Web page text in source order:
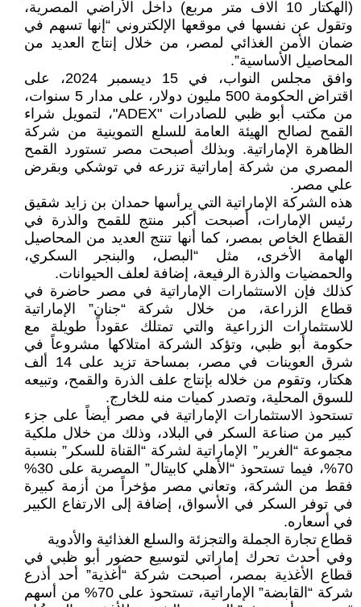
(الهكتار 10 آلاف متر مربع) داخل الأراضي المصرية،
وتقول عن نفسها في موقعها الإلكتروني “إنها تسهم في
ضمان الأمن الغذائي لمصر، من خلال إنتاج العديد من
المحاصيل الأساسية”.
وافق مجلس النواب، في 15 ديسمبر 2024، على
اقتراض الحكومة 500 مليون دولار، على مدار 5 سنوات،
من مكتب أبو ظبي للصادرات "ADEX"، لتمويل شراء
القمح لصالح الهيئة العامة للسلع التموينية من شركة
الظاهرة الإماراتية. وبذلك أصبحت مصر تستورد القمح
المصري من شركة إماراتية تزرعه في توشكي وبقرض
علي مصر.
هذه الشركة الإماراتية التي يرأسها حمدان بن زايد شقيق
رئيس الإمارات، أصبحت أكبر منتج للقمح والذرة في
القطاع الخاص بمصر، كما أنها تنتج العديد من المحاصيل
الهامة الأخرى، مثل “البصل، والبنجر السكري،
والحمضيات والذرة الرفيعة، إضافة لعلف الحيوانات.
كذلك فإن الاستثمارات الإماراتية في مصر حاضرة في
قطاع الزراعة، من خلال شركة “جنان” الإماراتية
للاستثمارات الزراعية والتي تمتلك عقوداً طويلة مع
حكومة أبو ظبي، وتؤكد الشركة امتلاكها مشروعاً في
شرق العوينات في مصر، بمساحة تزيد على 14 ألف
هكتار، وتقوم من خلاله بإنتاج علف الذرة والقمح، وتبيعه
للسوق المحلية، وتصدر كميات منه للخارج.
تستحوذ الاستثمارات الإماراتية في مصر أيضاً على جزء
كبير من صناعة السكر في البلاد، وذلك من خلال ملكية
مجموعة “الغرير” الإماراتية لشركة “القناة للسكر” بنسبة
70%، فيما تستحوذ “الأهلي كابيتال” المصرية على 30%
فقط من الشركة، وتعاني مصر مؤخراً من أزمة كبيرة
في توفر السكر في الأسواق، إضافة إلى الارتفاع الكبير
في أسعاره.
قطاع تجارة الجملة والتجزئة والسلع الغذائية والأدوية
وفي أحدث تحرك إماراتي لتوسيع حضور أبو ظبي في
قطاع الأغذية بمصر، أصبحت شركة “أغذية” أحد أذرع
شركة “القابضة” الإماراتية، تستحوذ على 70% من أسهم